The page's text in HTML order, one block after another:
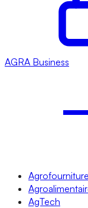
AGRA Business
Agrofourniture
AgTech